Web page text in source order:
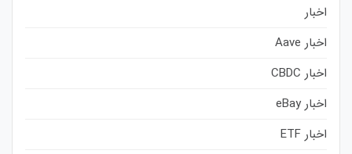
اخبار
اخبار Aave
اخبار CBDC
اخبار eBay
اخبار ETF